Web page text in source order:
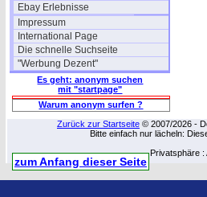
Ebay Erlebnisse
Impressum
International Page
Die schnelle Suchseite
"Werbung Dezent"
Es geht: anonym suchen
mit "startpage"
Warum anonym surfen ?
Zurück zur Startseite © 2007/2026 -
Bitte einfach nur lächeln:
Privatsphäre :
zum Anfang dieser Seite